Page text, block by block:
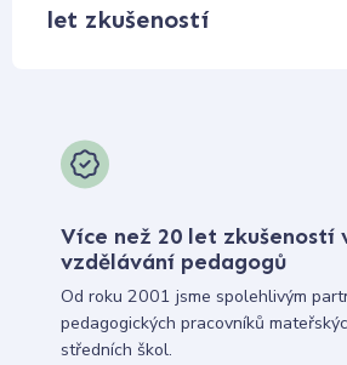
let zkušeností
Více než 20 let zkušeností
vzdělávání pedagogů
Od roku 2001 jsme spolehlivým
pedagogických pracovníků
středních škol.